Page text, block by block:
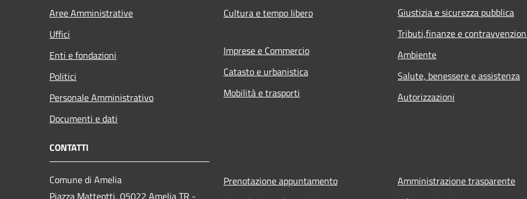
Aree Amministrative
Uffici
Enti e fondazioni
Politici
Personale Amministrativo
Documenti e dati
Cultura e tempo libero
Imprese e Commercio
Catasto e urbanistica
Mobilità e trasporti
Giustizia e sicurezza pubblica
Tributi,finanze e
Ambiente
Salute, benessere e assistenza
Autorizzazioni
CONTATTI
Comune di Amelia
Prenotazione appuntamento
Amministrazione trasparente